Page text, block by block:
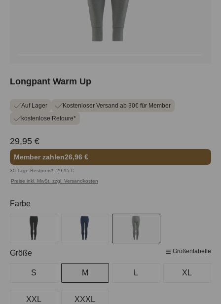
Longpant Warm Up
Auf Lager
Kostenloser Versand ab 30€ für Member
kostenlose Retoure*
29,95 €
Member zahlen26,96 €
30-Tage-Bestpreis*: 29,95 €
Preise inkl. MwSt. zzgl. Versandkosten
Farbe
Größe Größentabelle
S M L XL
XXL XXXL